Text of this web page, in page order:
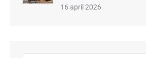
16 april 2026